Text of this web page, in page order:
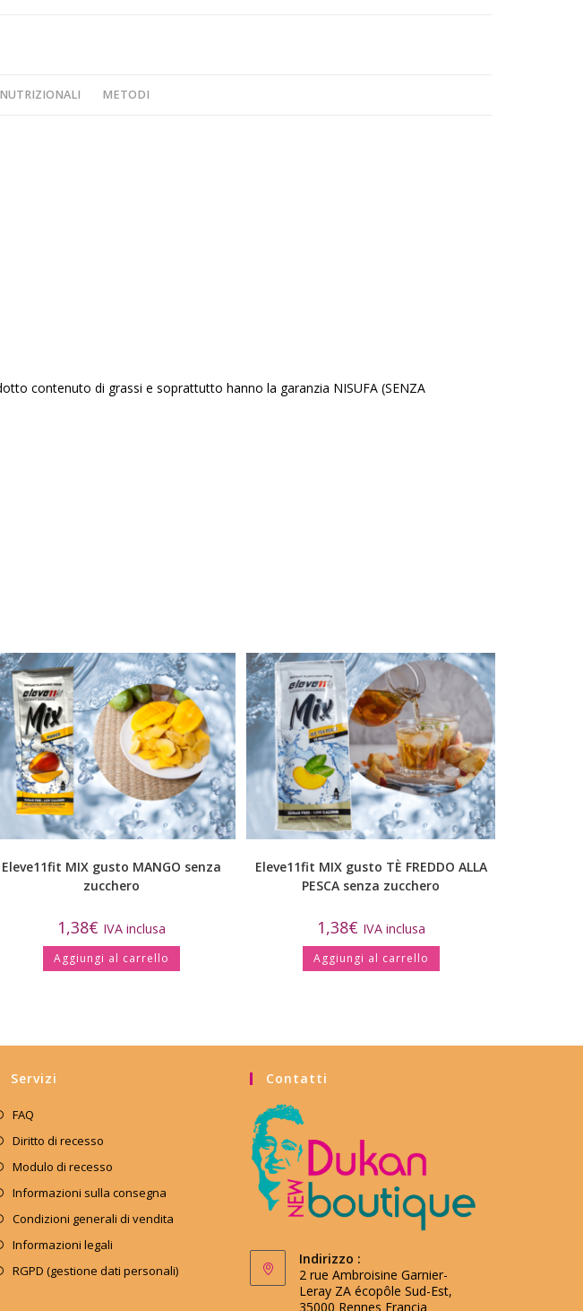
METODI
contenuto di grassi e soprattutto hanno la garanzia NISUFA (SENZA
Eleve11fit MIX gusto MANGO senza
zucchero
1,38€ IVA inclusa
Aggiungi al carrello
Eleve11fit MIX gusto TÈ FREDDO ALLA
PESCA senza zucchero
1,38€ IVA inclusa
Aggiungi al carrello
Servizi
FAQ
Diritto di recesso
Modulo di recesso
Informazioni sulla consegna
Condizioni generali di vendita
Informazioni legali
RGPD (gestione dati personali)
Contatti
Indirizzo :
2 rue Ambroisine Garnier-
Leray ZA écopôle Sud-Est,
35000 Rennes Francia